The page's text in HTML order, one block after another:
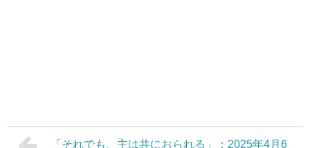
「それでも、主は共におられる」：2025年4月6